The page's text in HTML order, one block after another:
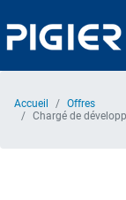
au
contenu
Accueil
Offres
Chargé de